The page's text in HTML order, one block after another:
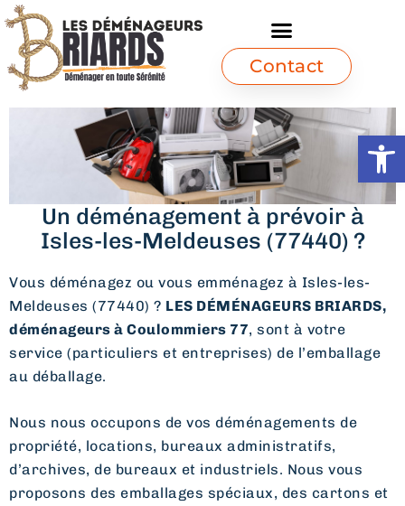
Ouvrir
Contact
Un déménagement à prévoir à
Isles-les-Meldeuses (77440) ?
Vous déménagez ou vous emménagez à Isles-les-
Meldeuses (77440) ? LES DÉMÉNAGEURS BRIARDS,
déménageurs à Coulommiers 77, sont à votre
service (particuliers et entreprises) de l’emballage
au déballage.
Nous nous occupons de vos déménagements de
propriété, locations, bureaux administratifs,
d’archives, de bureaux et industriels. Nous vous
proposons des emballages spéciaux, des cartons et